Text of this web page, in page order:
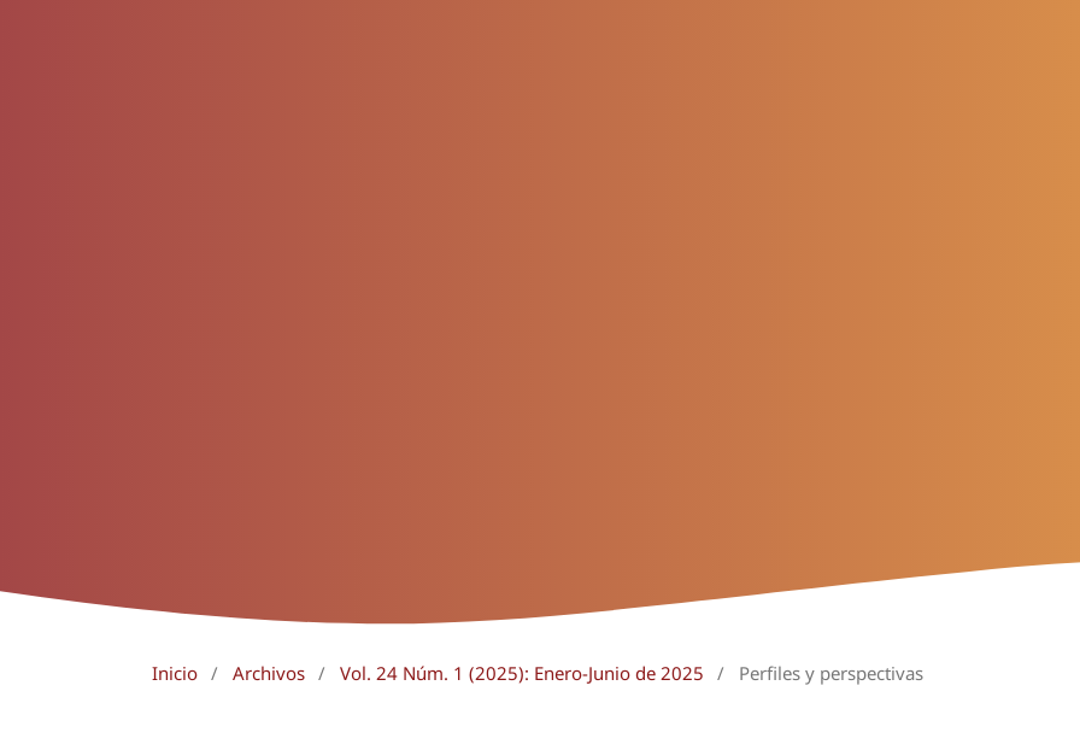
Inicio / Archivos / Vol. 24 Núm. 1 (2025): Enero-Junio de 2025 / Perfiles y perspectivas